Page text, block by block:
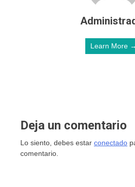
Learn More →
Deja un comentario
Lo siento, debes estar conectado
comentario.